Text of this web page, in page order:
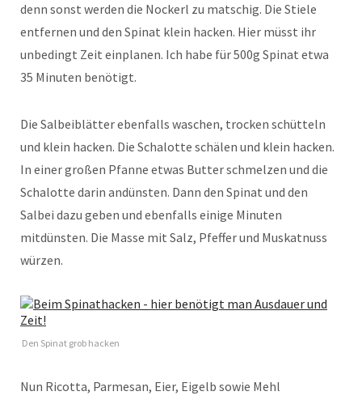
denn sonst werden die Nockerl zu matschig. Die Stiele
entfernen und den Spinat klein hacken. Hier müsst ihr
unbedingt Zeit einplanen. Ich habe für 500g Spinat etwa
35 Minuten benötigt.
Die Salbeiblätter ebenfalls waschen, trocken schütteln
und klein hacken. Die Schalotte schälen und klein hacken.
In einer großen Pfanne etwas Butter schmelzen und die
Schalotte darin andünsten. Dann den Spinat und den
Salbei dazu geben und ebenfalls einige Minuten
mitdünsten. Die Masse mit Salz, Pfeffer und Muskatnuss
würzen.
Den Spinat grob hacken
Nun Ricotta, Parmesan, Eier, Eigelb sowie Mehl